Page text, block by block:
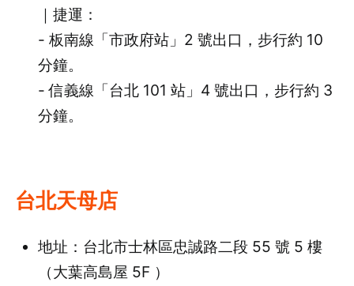
｜捷運：
- 板南線「市政府站」2 號出口，步行約 10
分鐘。
- 信義線「台北 101 站」4 號出口，步行約 3
分鐘。
台北天母店
地址：台北市士林區忠誠路二段 55 號 5 樓
（大葉高島屋 5F ）